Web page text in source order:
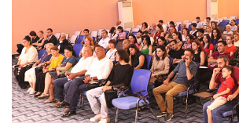
Համալսարաններ
Նորություններ
Գիտական արդյունքներ
Սփյուռքի գիտնականները